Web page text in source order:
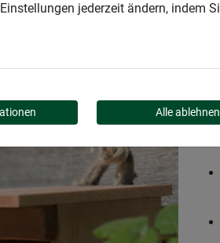
jederzeit ändern, indem
Alle ablehnen